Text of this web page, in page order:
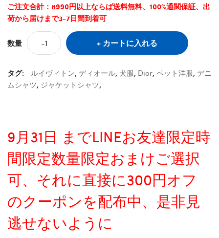
ご注文合計：8990円以上ならば送料無料、100%通関保証、出
荷から届けまで3-7日間到着可
数量 カートに入れる
タグ: ルイヴィトン, ディオール, 犬服, Dior, ペット洋服, デニ
ムシャツ, ジャケットシャツ,
9月31日 までLINEお友達限定時
間限定数量限定おまけご選択
可、それに直接に300円オフ
のクーポンを配布中、是非見
逃せないように